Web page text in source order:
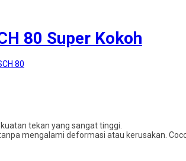
80 Super Kokoh
80
tekan yang sangat tinggi.
mengalami deformasi atau kerusakan.